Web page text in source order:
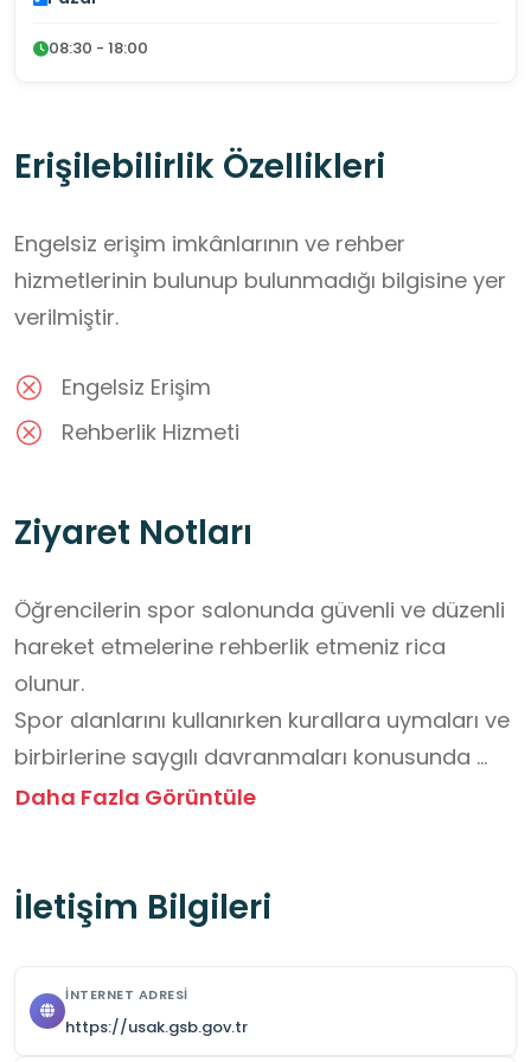
08:30 - 18:00
Erişilebilirlik Özellikleri
Engelsiz erişim imkânlarının ve rehber
hizmetlerinin bulunup bulunmadığı bilgisine yer
verilmiştir.
Engelsiz Erişim
Rehberlik Hizmeti
Ziyaret Notları
Öğrencilerin spor salonunda güvenli ve düzenli
hareket etmelerine rehberlik etmeniz rica
olunur.
Spor alanlarını kullanırken kurallara uymaları ve
birbirlerine saygılı davranmaları konusunda
bilgilendiriniz.
Etkinlikler sırasında takım ruhunun önemini
yalnız dolaşmamalarına dikkat ediniz.
Daha Fazla Görüntüle
İletişim Bilgileri
İNTERNET ADRESI
https://usak.gsb.gov.tr